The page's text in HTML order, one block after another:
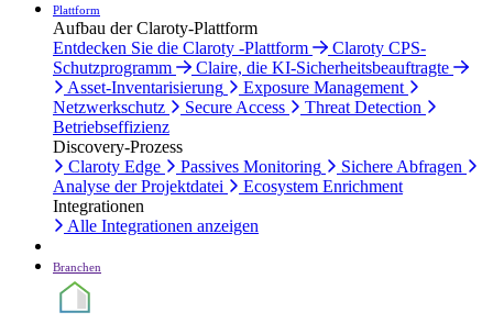
Plattform
Aufbau der Claroty-Plattform
Entdecken Sie die Claroty -Plattform
Claroty CPS-
Schutzprogramm
Claire, die KI-Sicherheitsbeauftragte
Asset-Inventarisierung
Exposure Management
Netzwerkschutz
Secure Access
Threat Detection
Betriebseffizienz
Discovery-Prozess
Claroty Edge
Passives Monitoring
Sichere Abfragen
Analyse der Projektdatei
Ecosystem Enrichment
Integrationen
Alle Integrationen anzeigen
Branchen